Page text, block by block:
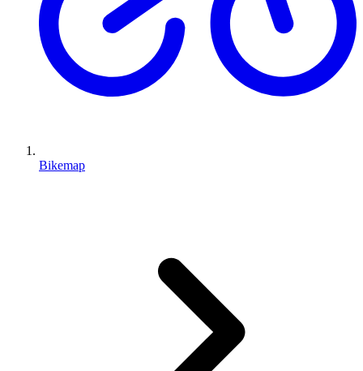
Bikemap